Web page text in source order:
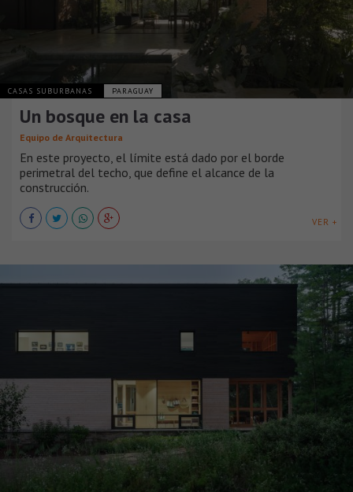
CASAS SUBURBANAS PARAGUAY
Un bosque en la casa
Equipo de Arquitectura
En este proyecto, el límite está dado por el borde
perimetral del techo, que define el alcance de la
construcción.
VER +